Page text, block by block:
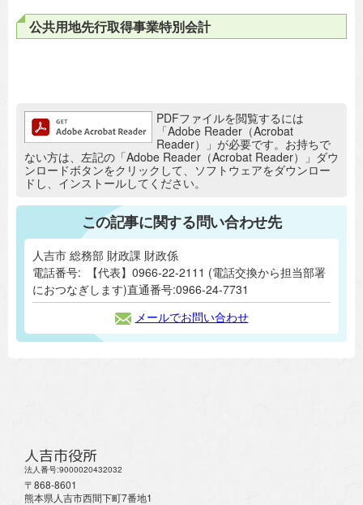
公共用地先行取得事業特別会計
追加情報：PDFファイルPDFファイルを閲覧するには
「Adobe Reader（Acrobat
Reader）」が必要です。お持ちで
ない方は、左記の「Adobe Reader（Acrobat Reader）」ダウ
ンロードボタンをクリックして、ソフトウェアをダウンロー
ドし、インストールしてください。
この記事に関する問い合わせ先
人吉市 総務部 財政課 財政係
電話番号:
【代表】0966-22-2111 (電話交換から担当部署
におつなぎします)直通番号:0966-24-7731
メールでお問い合わせ
人吉市役所
法人番号:9000020432032
〒868-8601
熊本県人吉市西間下町7番地1